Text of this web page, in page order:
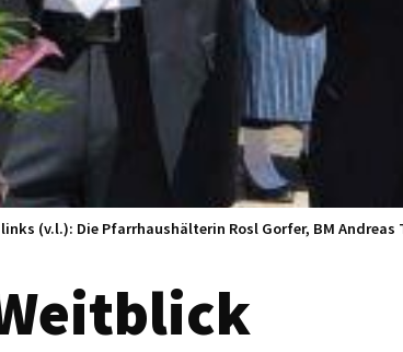
(v.l.): Die Pfarrhaushälterin Rosl Gorfer, BM